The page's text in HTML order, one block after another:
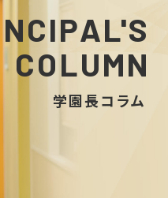
COLUMN
学園長コラム